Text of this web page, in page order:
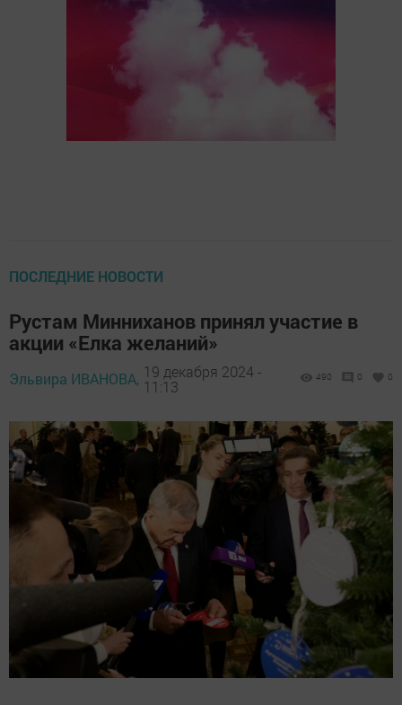
ПОСЛЕДНИЕ НОВОСТИ
Рустам Минниханов принял участие в
акции «Елка желаний»
Эльвира ИВАНОВА, 19 декабря 2024 -
11:13
490 0 0